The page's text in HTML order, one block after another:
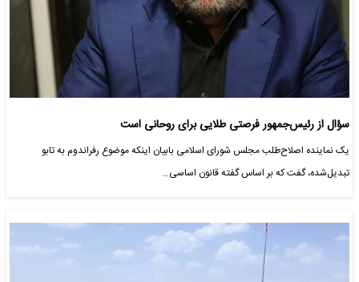
سؤال از رئیس‌جمهور فرصتی طلایی برای روحانی است
یک نماینده اصلاح‌طلب مجلس شورای اسلامی بابیان اینکه موضوع رفراندوم به تابو
تبدیل‌شده، گفت که بر اساس گفته قانون اساسی…